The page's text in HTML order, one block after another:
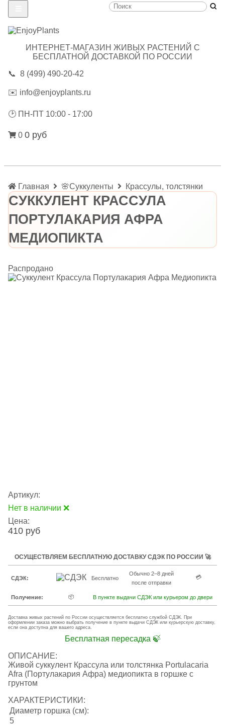
ИНТЕРНЕТ-МАГАЗИН ЖИВЫХ РАСТЕНИЙ С
БЕСПЛАТНОЙ ДОСТАВКОЙ ПО РОССИИ
📞 8 (499) 490-20-42
✉️ info@enjoyplants.ru
🕑 ПН-ПТ 10:00 - 17:00
0 0 руб
Главная 🌸Суккуленты Крассулы, толстянки
СУККУЛЕНТ КРАССУЛА
ПОРТУЛАКАРИЯ АФРА
МЕДИОПИКТА
Распродано
Артикул:
Нет в наличии ❌
Цена:
410 руб
ОСУЩЕСТВЛЯЕМ БЕСПЛАТНУЮ ДОСТАВКУ СДЭК ПО РОССИИ 🚀
СДЭК: Бесплатно
Обычно 2–8 дней
после отправки
💳
Получение: 📦 В пункте выдачи СДЭК или курьером до двери
Доставка живых растений по России осуществляется бесплатно службой СДЭК. При
оформлении заказа можно выбрать получение в пункте выдачи СДЭК или курьерскую доставку,
если она доступна для вашего адреса.
Бесплатная пересадка 🍃
ОПИСАНИЕ:
Живой суккулент Крассула или толстянка Portulacaria
Afra (Портулакария Афра) медиопикта в горшке с
грунтом
ХАРАКТЕРИСТИКИ:
Диаметр горшка (см):
5